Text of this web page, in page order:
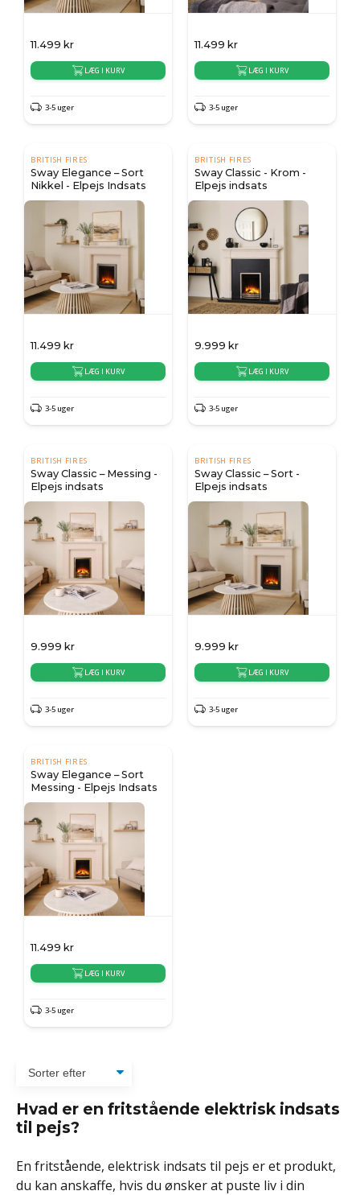
11.499 kr
LÆG I KURV
3-5 uger
11.499 kr
LÆG I KURV
3-5 uger
BRITISH FIRES
Sway Elegance – Sort
Nikkel - Elpejs Indsats
11.499 kr
LÆG I KURV
3-5 uger
BRITISH FIRES
Sway Classic - Krom -
Elpejs indsats
9.999 kr
LÆG I KURV
3-5 uger
BRITISH FIRES
Sway Classic – Messing -
Elpejs indsats
9.999 kr
LÆG I KURV
3-5 uger
BRITISH FIRES
Sway Classic – Sort -
Elpejs indsats
9.999 kr
LÆG I KURV
3-5 uger
BRITISH FIRES
Sway Elegance – Sort
Messing - Elpejs Indsats
11.499 kr
LÆG I KURV
3-5 uger
Hvad er en fritstående elektrisk indsats
til pejs?
En fritstående, elektrisk indsats til pejs er et produkt,
du kan anskaffe, hvis du ønsker at puste liv i din